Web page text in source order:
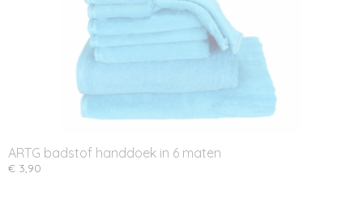
ARTG badstof handdoek in 6 maten
€ 3,90